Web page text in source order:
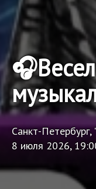
Санкт-
8 июля 2026,